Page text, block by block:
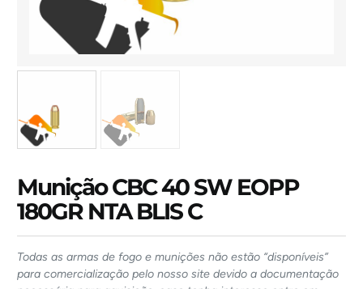
Munição CBC 40 SW EOPP
180GR NTA BLIS C
Todas as armas de fogo e munições não estão “disponíveis”
para comercialização pelo nosso site devido a documentação